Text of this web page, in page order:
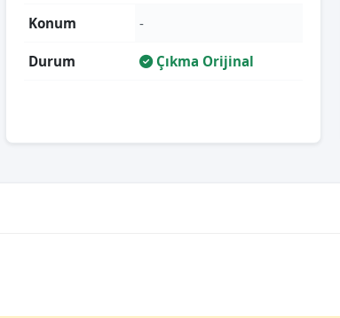
Konum -
Durum Çıkma Orijinal